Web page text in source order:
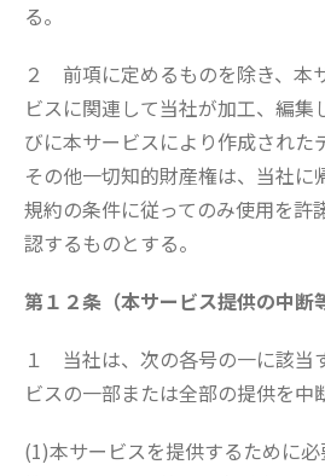
る。
２ 前項に定めるものを除き、本
ビスに関連して当社が加工、編集
びに本サービスにより作成された
その他一切知的財産権は、当社に
規約の条件に従ってのみ使用を許
認するものとする。
第１２条（本サービス提供の中断
１ 当社は、次の各号の一に該当
ビスの一部または全部の提供を中
(1)本サービスを提供するために必